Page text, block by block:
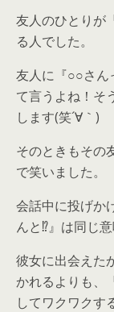
友人のひとりが
る人でした。
友人に『○○さん
て言うよね！そ
します(笑´∀｀)
そのときもその
で笑いました。
会話中に投げか
んと⁉』は同じ
彼女に出会えた
かれるよりも、
してワクワクす